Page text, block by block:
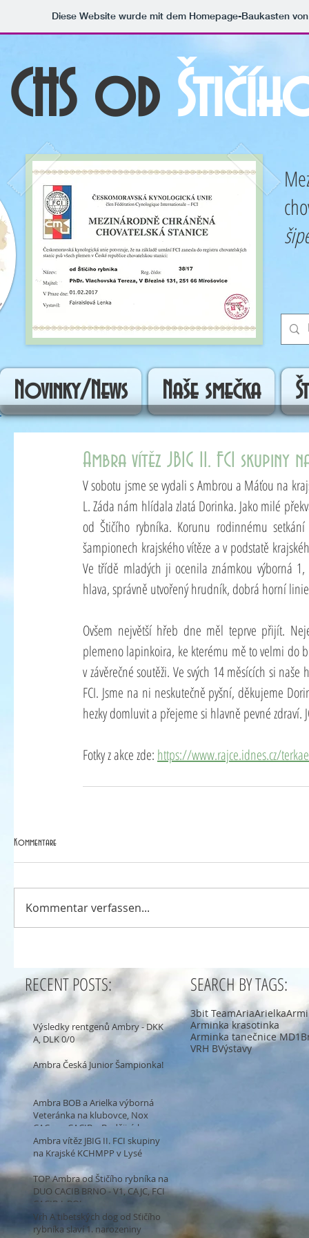
Diese Website wurde mit dem Homepage-Baukasten
od
Novinky/News Naše smečka
Ambra vítěz JBIG II. FCI skupiny
V sobotu jsme se vydali s Ambrou a Máťou na
L. Záda nám hlídala zlatá Dorinka. Jako milé
od Štičího rybníka. Korunu rodinnému
šampionech krajského vítěze a v podstatě
Ve třídě mladých ji ocenila známkou výborná
hlava, správně utvořený hrudník, dobrá horní
Ovšem největší hřeb dne měl teprve přijít.
plemeno lapinkoira, ke kterému mě to velmi do
v závěrečné soutěži. Ve svých 14 měsících si
FCI. Jsme na ni neskutečně pyšní, děkujeme
hezky domluvit a přejeme si hlavně pevné zdraví.
Fotky z akce zde: https://www.rajce.idnes.cz/
Kommentare
Kommentar verfassen...
RECENT POSTS:
Výsledky rentgenů Ambry - DKK
A, DLK 0/0
Ambra Česká Junior Šampionka!
Ambra BOB a Arielka výborná
Veteránka na klubovce, Nox
CAC, res.CACIB v Budějicích -
gratulka převeliká!
Ambra vítěz JBIG II. FCI skupiny
na Krajské KCHMPP v Lysé
TOP Ambra od Štičího rybníka na
DUO CACIB BRNO - V1, CAJC, FCI
CACIB-J, BOJ
Vrh A tibetských dog od Sťičího
rybníka slaví 1. narozeniny
SEARCH BY TAGS:
3bit TeamAriaArielka
Arminka krasotinka
Arminka tanečnice MD1
VRH BVýstavy